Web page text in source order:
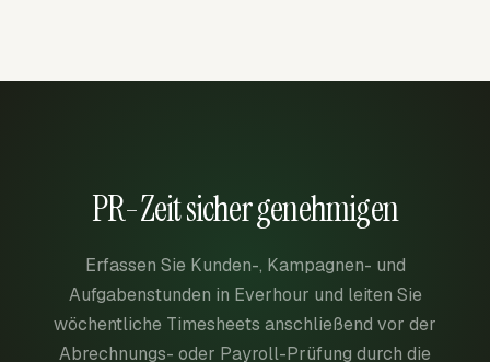
PR-Zeit sicher genehmigen
Erfassen Sie Kunden-, Kampagnen- und
Aufgabenstunden in Everhour und leiten Sie
wöchentliche Timesheets anschließend vor der
Abrechnungs- oder Payroll-Prüfung durch die